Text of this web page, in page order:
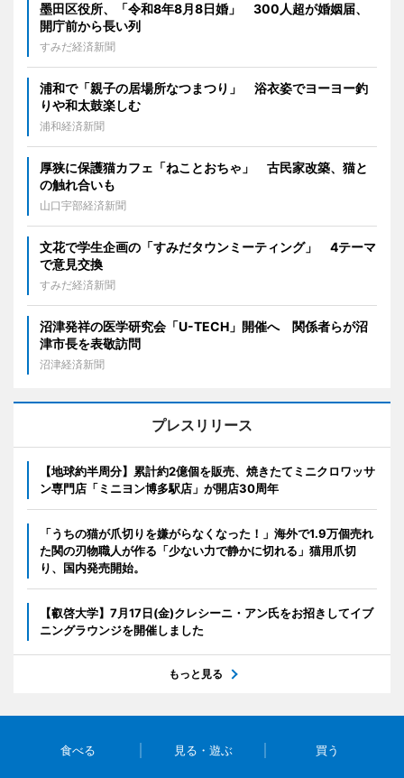
墨田区役所、「令和8年8月8日婚」 300人超が婚姻届、
開庁前から長い列
すみだ経済新聞
浦和で「親子の居場所なつまつり」 浴衣姿でヨーヨー釣
りや和太鼓楽しむ
浦和経済新聞
厚狭に保護猫カフェ「ねことおちゃ」 古民家改築、猫と
の触れ合いも
山口宇部経済新聞
文花で学生企画の「すみだタウンミーティング」 4テーマ
で意見交換
すみだ経済新聞
沼津発祥の医学研究会「U-TECH」開催へ 関係者らが沼
津市長を表敬訪問
沼津経済新聞
プレスリリース
【地球約半周分】累計約2億個を販売、焼きたてミニクロワッサ
ン専門店「ミニヨン博多駅店」が開店30周年
「うちの猫が爪切りを嫌がらなくなった！」海外で1.9万個売れ
た関の刃物職人が作る「少ない力で静かに切れる」猫用爪切
り、国内発売開始。
【叡啓大学】7月17日(金)クレシーニ・アン氏をお招きしてイブ
ニングラウンジを開催しました
もっと見る
食べる 見る・遊ぶ 買う